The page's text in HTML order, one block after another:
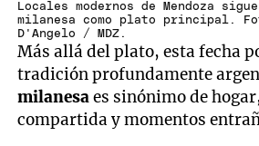
Locales modernos de Mendoza
milanesa como plato principal.
D'Angelo / MDZ.
Más allá del plato, esta fecha
tradición profundamente
milanesaes sinónimo de
compartida y momentos